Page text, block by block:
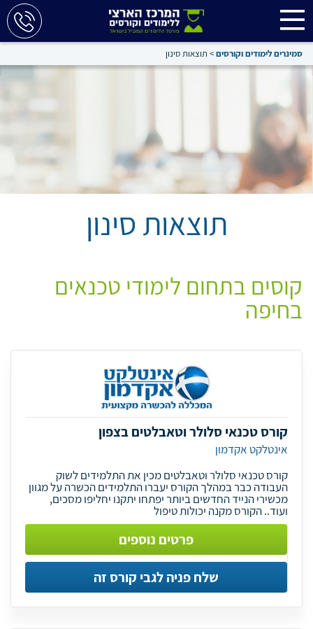
סמינרים לימודים וקורסים> תוצאות סינון
תוצאות סינון
קוסים בתחום לימודי טכנאים
בחיפה
קורס טכנאי סלולר וטאבלטים בצפון
אינטלקט אקדמון
קורס טכנאי סלולר וטאבלטים מכין את התלמידים לשוק
העבודה כבר במהלך הקורס יעברו התלמידים הכשרה על מגוון
מכשירי הנייד החדשים ביותר יפתחו יתקנו יחליפו מסכים,
ועוד.. הקורס מקנה יכולות טיפול
פרטים נוספים
שלח פניה לגבי קורס זה